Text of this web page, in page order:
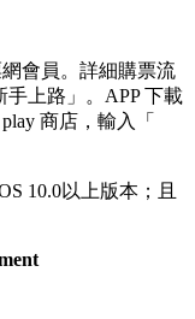
會員。詳細購票流
手上路」。APP 下載
商店，輸入「
10.0以上版本；且